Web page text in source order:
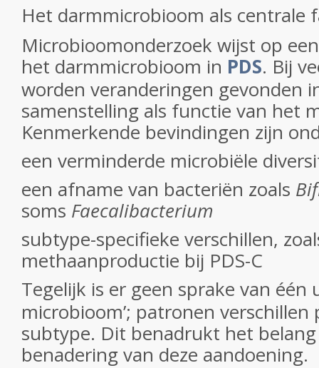
Het darmmicrobioom als centrale
Microbioomonderzoek wijst op
het darmmicrobioom in PDS. Bij
worden veranderingen gevonden
samenstelling als functie van het
Kenmerkende bevindingen zijn
een verminderde microbiële
een afname van bacteriën zoals
soms Faecalibacterium
subtype-specifieke verschillen,
methaanproductie bij PDS-C
Tegelijk is er geen sprake van één
microbioom’; patronen verschillen
subtype. Dit benadrukt het
benadering van deze aandoening.